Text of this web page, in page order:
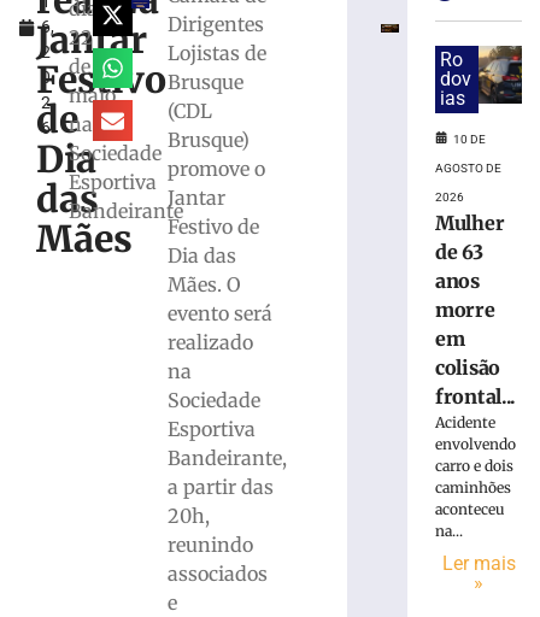
6,
2
0
2
6
Jantar
Festivo
de
Dia
das
Mães
dia
22
de
maio,
na
Sociedade
Esportiva
Bandeirante
Dirigentes
Lojistas de
Brusque
(CDL
Brusque)
promove o
Jantar
Festivo de
Dia das
Mães. O
evento será
realizado
na
Sociedade
Esportiva
Bandeirante,
a partir das
20h,
reunindo
associados
e
de
Brusque
acontece
agosto
Bingo
Ro
dov
ias
10 DE
AGOSTO DE
2026
Mulher
de 63
anos
morre
em
colisão
frontal...
Acidente
envolvendo
carro e dois
caminhões
aconteceu
na...
Ler mais
»